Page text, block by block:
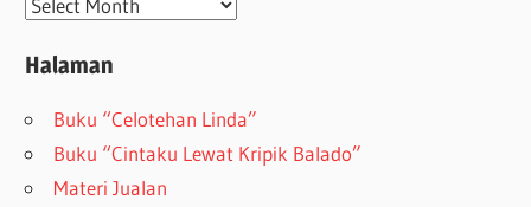
Halaman
Buku “Celotehan Linda”
Buku “Cintaku Lewat Kripik Balado”
Materi Jualan